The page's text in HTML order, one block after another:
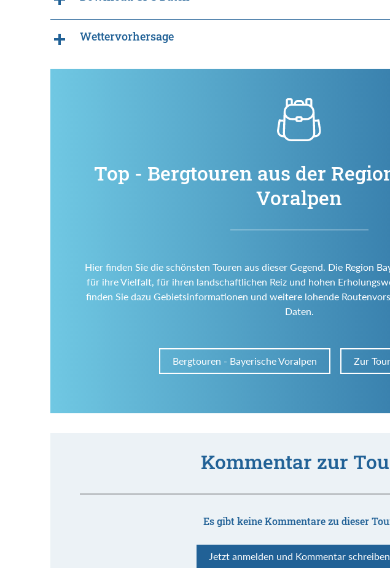
Wettervorhersage
Top - Bergtouren aus der
Voralpen
Hier finden Sie die schönsten Touren aus dieser Gegend. Die Region
für ihre Vielfalt, für ihren landschaftlichen Reiz und hohen
finden Sie dazu Gebietsinformationen und weitere lohende
Daten.
Bergtouren - Bayerische Voralpen Zur
Kommentar zur
Es gibt keine Kommentare zu dieser
Jetzt anmelden und Kommentar schreiben